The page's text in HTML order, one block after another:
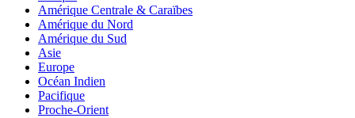
Amérique Centrale & Caraïbes
Amérique du Nord
Amérique du Sud
Asie
Europe
Océan Indien
Pacifique
Proche-Orient